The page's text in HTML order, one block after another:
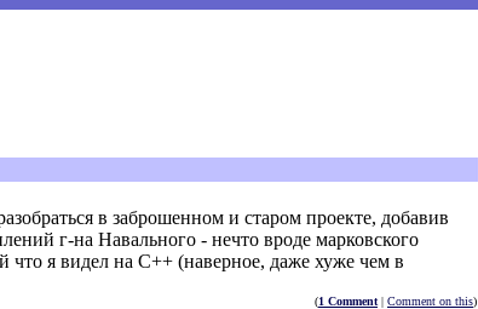
в заброшенном и старом проекте, добавив
г-на Навального - нечто вроде марковского
я видел на C++ (наверное, даже хуже чем в
(1 Comment | Comment on this)